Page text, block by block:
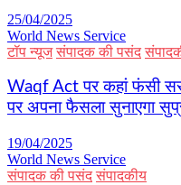
25/04/2025
World News Service
टॉप न्यूज संपादक की पसंद
Waqf Act पर कहां फंसी
पर अपना फैसला सुनाएगा
19/04/2025
World News Service
संपादक की पसंद संपादकीय